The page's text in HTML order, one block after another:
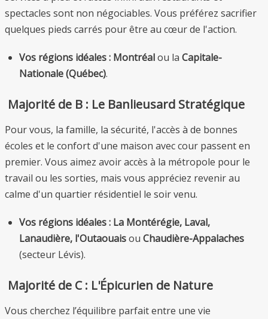
spectacles sont non négociables. Vous préférez sacrifier
quelques pieds carrés pour être au cœur de l'action.
Vos régions idéales : Montréalou la Capitale-
Nationale (Québec).
Majorité de B : Le Banlieusard Stratégique
Pour vous, la famille, la sécurité, l'accès à de bonnes
écoles et le confort d'une maison avec cour passent en
premier. Vous aimez avoir accès à la métropole pour le
travail ou les sorties, mais vous appréciez revenir au
calme d'un quartier résidentiel le soir venu.
Vos régions idéales : La Montérégie, Laval,
Lanaudière, l'Outaouaisou Chaudière-Appalaches
(secteur Lévis).
Majorité de C : L'Épicurien de Nature
Vous cherchez l’équilibre parfait entre une vie